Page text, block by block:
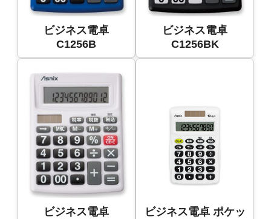
ビジネス電卓
C1256B
ビジネス電卓
C1256BK
ビジネス電卓
ビジネス電卓 ポケッ